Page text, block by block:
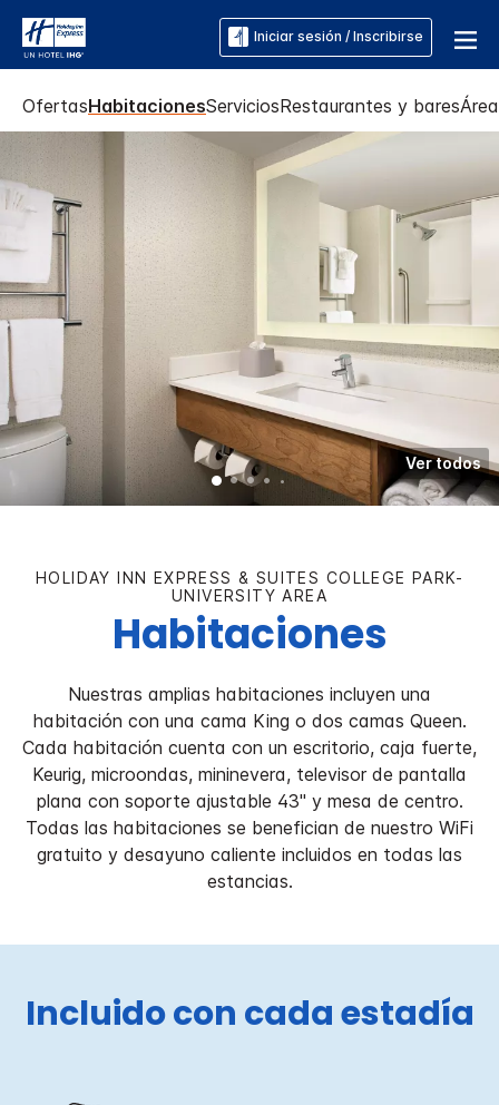
Iniciar sesión / Inscribirse
OfertasHabitacionesServiciosRestaurantes y bares
Ver todos
HOLIDAY INN EXPRESS & SUITES COLLEGE PARK-
UNIVERSITY AREA
Habitaciones
Nuestras amplias habitaciones incluyen una
habitación con una cama King o dos camas Queen.
Cada habitación cuenta con un escritorio, caja fuerte,
Keurig, microondas, mininevera, televisor de pantalla
plana con soporte ajustable 43" y mesa de centro.
Todas las habitaciones se benefician de nuestro WiFi
gratuito y desayuno caliente incluidos en todas las
estancias.
Incluido con cada estadía